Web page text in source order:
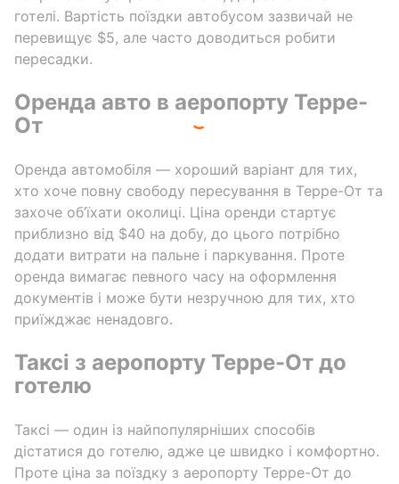
готелі. Вартість поїздки автобусом зазвичай не
перевищує $5, але часто доводиться робити
пересадки.
Оренда авто в аеропорту Терре-
От
Оренда автомобіля — хороший варіант для тих,
хто хоче повну свободу пересування в Терре-От та
захоче об’їхати околиці. Ціна оренди стартує
приблизно від $40 на добу, до цього потрібно
додати витрати на пальне і паркування. Проте
оренда вимагає певного часу на оформлення
документів і може бути незручною для тих, хто
приїжджає ненадовго.
Таксі з аеропорту Терре-От до
готелю
Таксі — один із найпопулярніших способів
дістатися до готелю, адже це швидко і комфортно.
Проте ціна за поїздку з аеропорту Терре-От до